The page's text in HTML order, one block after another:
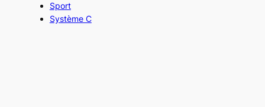
Sport
Système C